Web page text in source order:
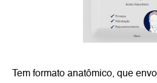
Tem formato anatômico, que